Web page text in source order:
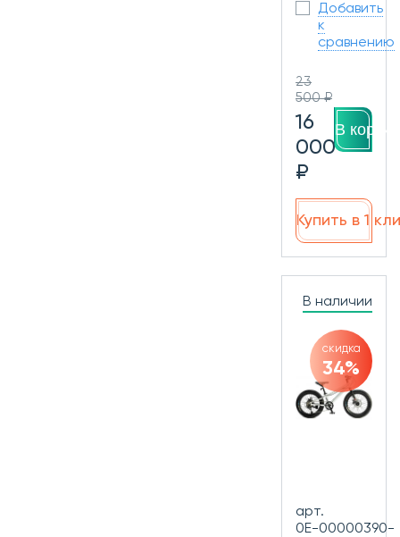
Добавить
к
сравнению
23
500 ₽
16
000
₽
В
Купить в 1
В наличии
скидка
34%
арт.
0Е-00000390-